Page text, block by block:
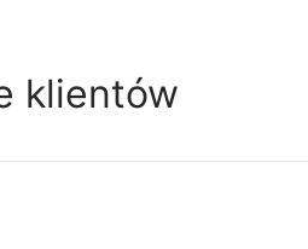
klientów